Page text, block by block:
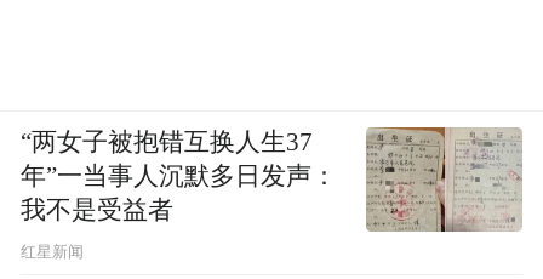
“两女子被抱错互换人生37
年”一当事人沉默多日发声：
我不是受益者
红星新闻